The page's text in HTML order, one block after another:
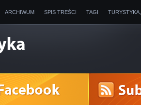
ARCHIWUM SPIS TREŚCI TAGI